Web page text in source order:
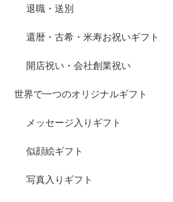
退職・送別
還暦・古希・米寿お祝いギフト
開店祝い・会社創業祝い
世界で一つのオリジナルギフト
メッセージ入りギフト
似顔絵ギフト
写真入りギフト